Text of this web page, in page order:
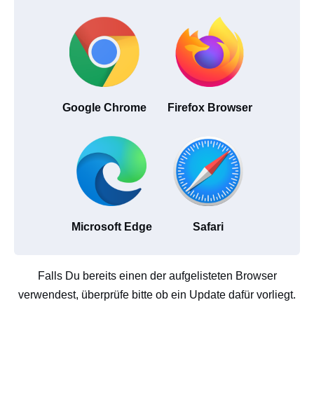
Google Chrome Firefox Browser
Microsoft Edge Safari
Falls Du bereits einen der aufgelisteten Browser
verwendest, überprüfe bitte ob ein Update dafür vorliegt.